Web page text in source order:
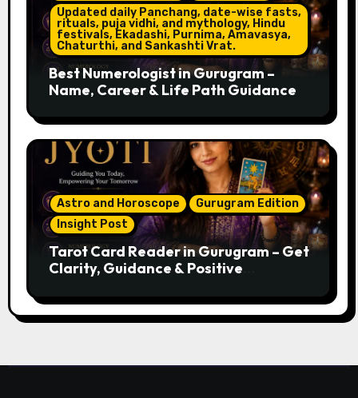
Updated daily Panchang, date-wise fasts,
rituals, puja vidhi, and mythology, Hindu
festivals, Ekadashi, Purnima, Amavasya,
Chaturthi, and Sankashti Vrat.
Best Numerologist in Gurugram –
Name, Career & Life Path Guidance
Astro and Horoscope
Gurugram Edition
Insight Post
Tarot Card Reader in Gurugram – Get
Clarity, Guidance & Positive